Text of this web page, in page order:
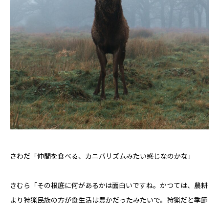
さわだ「仲間を食べる、カニバリズムみたい感じなのかな」
きむら「その根底に何があるかは面白いですね。かつては、農耕
より狩猟民族の方が食生活は豊かだったみたいで。狩猟だと季節